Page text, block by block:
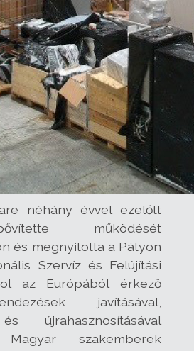
néhány évvel ezelőtt
működését
és megnyitotta a Pátyon
Szervíz és Felújítási
az Európából érkező
javításával,
újrahasznosításával
Magyar szakemberek